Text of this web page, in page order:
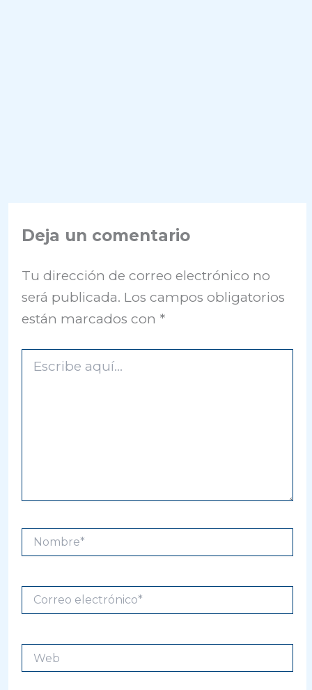
Deja un comentario
Tu dirección de correo electrónico no
será publicada. Los campos obligatorios
están marcados con *
aquí...
Nombre*
Correo
electrónico*